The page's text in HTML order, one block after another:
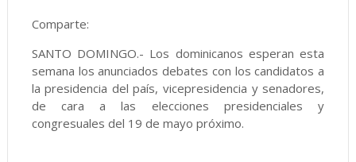
Comparte:
SANTO DOMINGO.- Los dominicanos esperan esta
semana los anunciados debates con los candidatos a
la presidencia del país, vicepresidencia y senadores,
de cara a las elecciones presidenciales y
congresuales del 19 de mayo próximo.